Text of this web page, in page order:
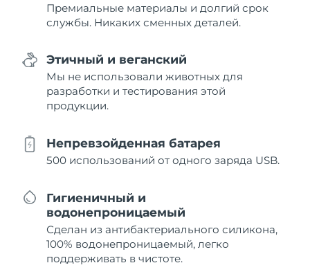
Премиальные материалы и долгий срок
службы. Никаких сменных деталей.
Этичный и веганский
Мы не использовали животных для
разработки и тестирования этой
продукции.
Непревзойденная батарея
500 использований от одного заряда USB.
Гигиеничный и
водонепроницаемый
Сделан из антибактериального силикона,
100% водонепроницаемый, легко
поддерживать в чистоте.